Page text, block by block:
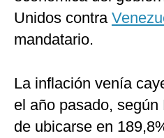
Unidos contra
mandatario.
La inflación venía
el año pasado,
de ubicarse en